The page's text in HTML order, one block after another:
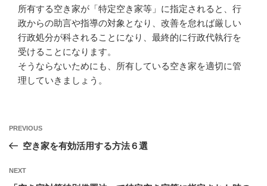
所有する空き家が「特定空き家等」に指定されると、行
政からの助言や指導の対象となり、改善を怠れば厳しい
行政処分が科されることになり、最終的に行政代執行を
受けることになります。
そうならないためにも、所有している空き家を適切に管
理していきましょう。
投
ナ
Previous
Post
PREVIOUS
空き家を有効活用する方法６選
Next
NEXT